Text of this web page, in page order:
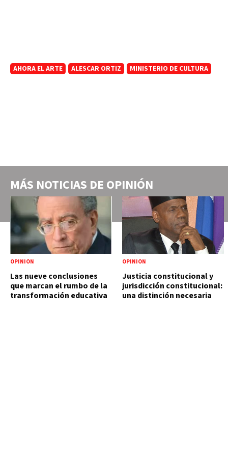
AHORA EL ARTE ALESCAR ORTIZ MINISTERIO DE CULTURA
MÁS NOTICIAS DE OPINIÓN
OPINIÓN
Las nueve conclusiones
que marcan el rumbo de la
transformación educativa
OPINIÓN
Justicia constitucional y
jurisdicción constitucional:
una distinción necesaria